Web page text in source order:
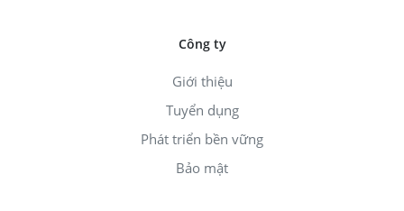
Công ty
Giới thiệu
Tuyển dụng
Phát triển bền vững
Bảo mật